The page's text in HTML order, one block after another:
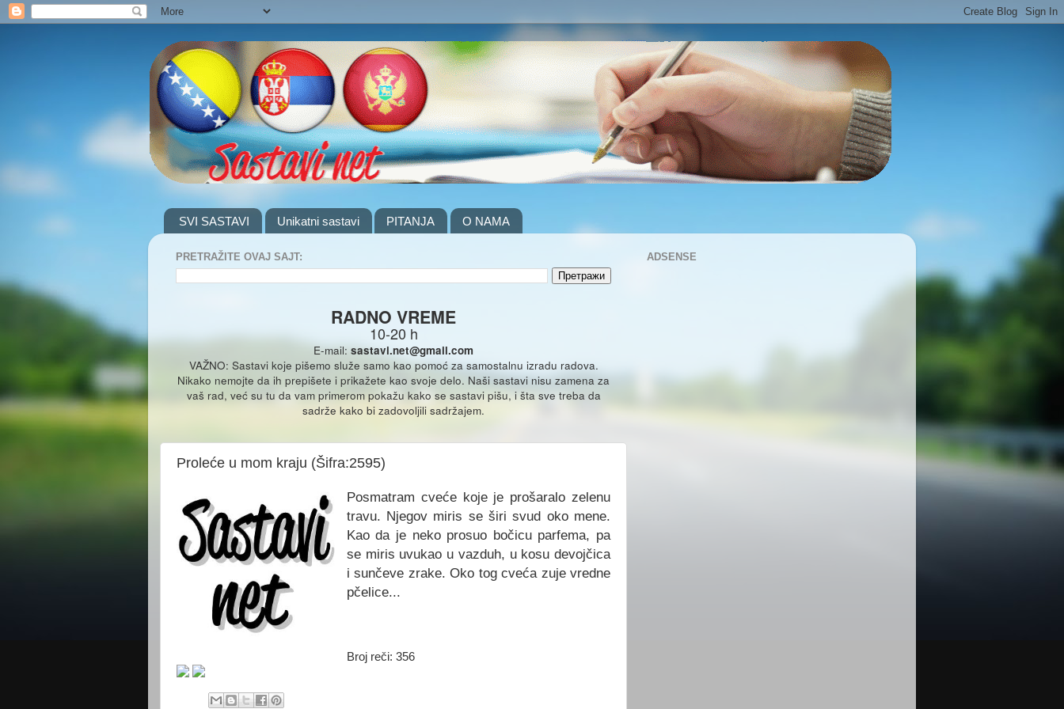
SVI SASTAVI Unikatni sastavi PITANJA O NAMA
PRETRAŽITE OVAJ SAJT:
RADNO VREME
10-20 h
E-mail: sastavi.net@gmail.com
VAŽNO: Sastavi koje pišemo služe samo kao pomoć za samostalnu izradu radova.
Nikako nemojte da ih prepišete i prikažete kao svoje delo. Naši sastavi nisu zamena za
vaš rad, već su tu da vam primerom pokažu kako se sastavi pišu, i šta sve treba da
sadrže kako bi zadovoljili sadržajem.
Proleće u mom kraju (Šifra:2595)
Posmatram cveće koje je prošaralo zelenu
travu. Njegov miris se širi svud oko mene.
Kao da je neko prosuo bočicu parfema, pa
se miris uvukao u vazduh, u kosu devojčica
i sunčeve zrake. Oko tog cveća zuje vredne
pčelice...
Broj reči: 356
ADSENSE